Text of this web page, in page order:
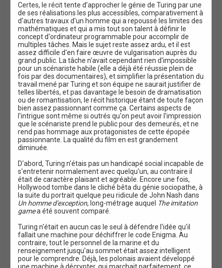
Certes, le récit tente d'approcher le génie de Turing par une
de ses réalisations les plus accessibles, comparativement à
d'autres travaux d'un homme qui a repoussé les limites des
mathématiques et qui a mis tout son talent à définir le
concept d'ordinateur programmable pour accomplir de
multiples tâches. Mais le sujet reste assez ardu, et il est
assez difficile d'en faire œuvre de vulgarisation auprès du
grand public. La tâche n'avait cependant rien d'impossible
pour un scénariste habile (elle a déjà été réussie plein de
fois par des documentaires), et simplifier la présentation du
travail mené par Turing et son équipe ne saurait justifier de
telles libertés, et pas davantage le besoin de dramatisation
ou de romantisation, le récit historique étant de toute façon
bien assez passionnant comme ça. Certains aspects de
l'intrigue sont même si outrés qu'on peut avoir l'impression
que le scénariste prend le public pour des demeurés, et ne
rend pas hommage aux protagonistes de cette épopée
passionnante. La qualité du film en est grandement
diminuée.
D'abord, Turing n'étais pas un handicapé social incapable de
s'entretenir normalement avec quelqu'un, au contraire il
était de caractère plaisant et agréable. Encore une fois,
Hollywood tombe dans le cliché bêta du génie sociopathe, à
la suite du portrait quelque peu ridicule de John Nash dans
Un homme d'exception, long-métrage auquel The imitation
gamea été souvent comparé.
Turing n'était en aucun cas le seul à défendre l'idée qu'il
fallait une machine pour déchiffrer le code Enigma. Au
contraire, tout le personnel de la marine et du
renseignement jusqu'au sommet était assez intelligent
pour le comprendre. Déjà, les polonais avaient développé
une machine à décrypter, qui marchait parfaitement, ce